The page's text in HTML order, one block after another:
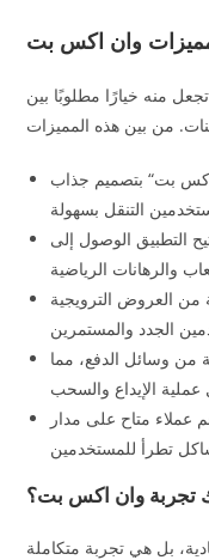
وان اكس بت
منه خيارًا مطلوبًا بين
اكس بت“ بتصميم جذاب
التطبيق الوصول إلى
من العروض الترويجية
من وسائل الدفع، مما
متاح على مدار
تجربة وان اكس بت؟
بل هي تجربة متكاملة